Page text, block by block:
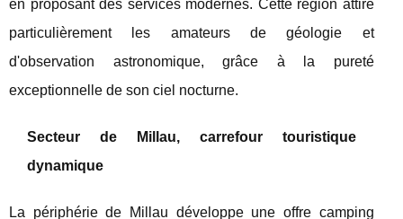
en proposant des services modernes. Cette région attire
particulièrement les amateurs de géologie et
d'observation astronomique, grâce à la pureté
exceptionnelle de son ciel nocturne.
Secteur de Millau, carrefour touristique
dynamique
La périphérie de Millau développe une offre camping